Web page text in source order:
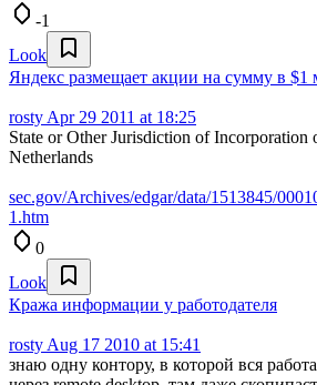
-1
Look
Яндекс размещает акции на сумму в $1
rosty Apr 29 2011 at 18:25
State or Other Jurisdiction of Incorporation
Netherlands
sec.gov/Archives/edgar/data/1513845/
1.htm
0
Look
Кража информации у работодателя
rosty Aug 17 2010 at 15:41
знаю одну контору, в которой вся